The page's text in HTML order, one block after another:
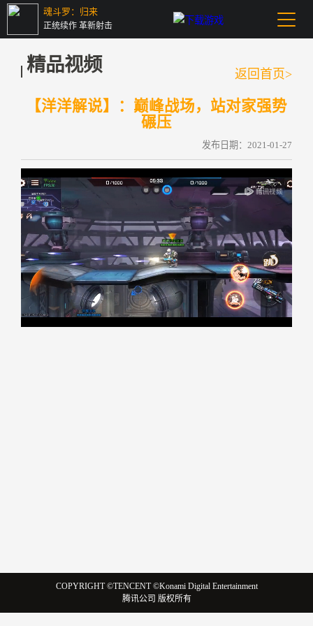
魂斗罗：归来
正统续作 革新射击
返回首页>
精品视频
【洋洋解说】：巅峰战场，站对家强势
碾压
发布日期：2021-01-27
COPYRIGHT ©TENCENT ©Konami Digital Entertainment
腾讯公司 版权所有